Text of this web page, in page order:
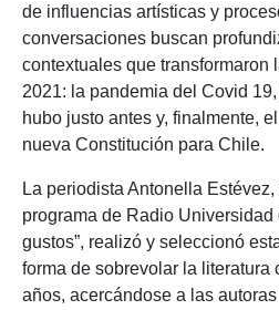
de influencias artísticas y
conversaciones buscan
contextuales que transformaron
2021: la pandemia del Covid
hubo justo antes y, finalmente,
nueva Constitución para Chile.
La periodista Antonella Estévez,
programa de Radio Universidad
gustos”, realizó y seleccionó
forma de sobrevolar la literatura
años, acercándose a las